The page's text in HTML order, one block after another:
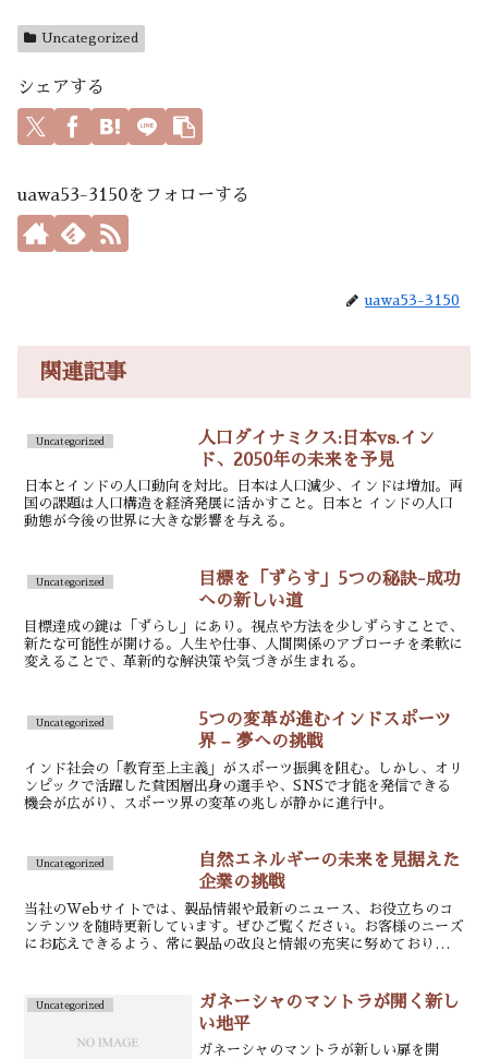
Uncategorized
シェアする
uawa53-3150をフォローする
uawa53-3150
関連記事
Uncategorized
人口ダイナミクス:日本vs.イン
ド、2050年の未来を予見
日本とインドの人口動向を対比。日本は人口減少、インドは増加。両
国の課題は人口構造を経済発展に活かすこと。日本と インドの人口
動態が今後の世界に大きな影響を与える。
Uncategorized
目標を「ずらす」5つの秘訣-成功
への新しい道
目標達成の鍵は「ずらし」にあり。視点や方法を少しずらすことで、
新たな可能性が開ける。人生や仕事、人間関係のアプローチを柔軟に
変えることで、革新的な解決策や気づきが生まれる。
Uncategorized
5つの変革が進むインドスポーツ
界 – 夢への挑戦
インド社会の「教育至上主義」がスポーツ振興を阻む。しかし、オリ
ンピックで活躍した貧困層出身の選手や、SNSで才能を発信できる
機会が広がり、スポーツ界の変革の兆しが静かに進行中。
Uncategorized
自然エネルギーの未来を見据えた
企業の挑戦
当社のWebサイトでは、製品情報や最新のニュース、お役立ちのコ
ンテンツを随時更新しています。ぜひご覧ください。お客様のニーズ
にお応えできるよう、常に製品の改良と情報の充実に努めておりま
Uncategorized
ガネーシャのマントラが開く新し
い地平
ガネーシャのマントラが新しい扉を開